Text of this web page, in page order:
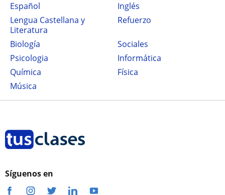
Español
Inglés
Lengua Castellana y
Literatura
Refuerzo
Biología
Sociales
Psicologia
Informática
Química
Física
Música
Síguenos en